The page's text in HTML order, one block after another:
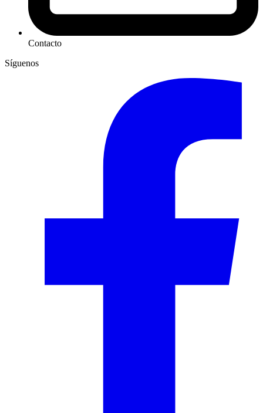
Contacto
Síguenos